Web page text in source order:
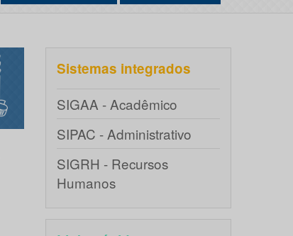
Sistemas integrados
SIGAA - Acadêmico
SIPAC - Administrativo
SIGRH - Recursos
Humanos